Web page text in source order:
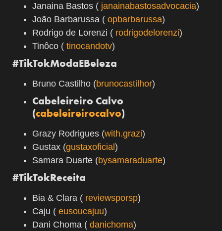
Janaina Bastos ( janainabastosadvocacia)
João Barbarussa ( opbarbarussa)
Rodrigo de Lorenzi ( rodrigodelorenzi)
Tinôco ( tinocandotv)
#TikTokModaEBeleza
Bruno Castilho (brunocastilhor)
Cabeleireiro Calvo
(cabeleireirocalvo)
Grazy Rodrigues (with.grazi)
Gustax (gustaxoficial)
Samara Duarte (bysamaraduarte)
#TikTokReceita
Bia & Clara ( reviewsporsp)
Caju ( eusoucajuu)
Dani Choma ( danichoma)